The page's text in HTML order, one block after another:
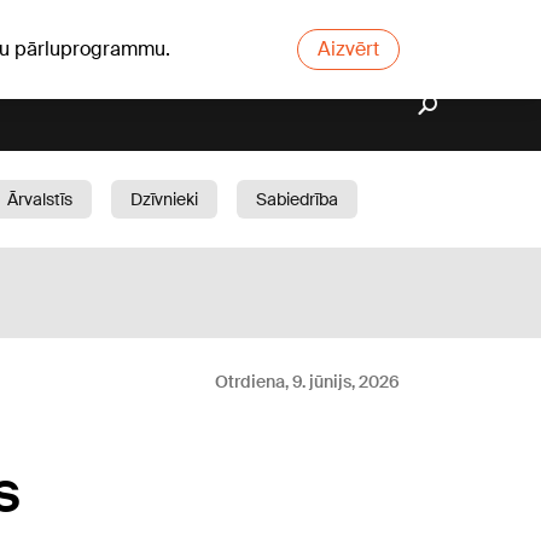
pārluprogrammu. Aizvērt
Ārvalstīs Dzīvnieki
Sabiedrība
Otrdiena, 9. jūnijs, 2026